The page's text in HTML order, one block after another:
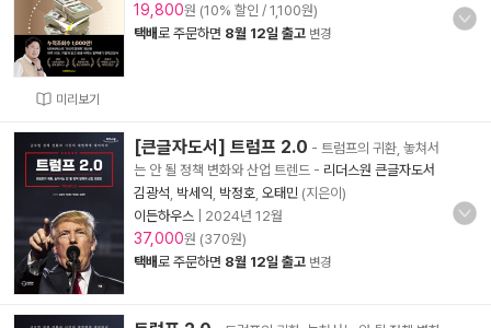
미리보기
19,800원 (10% 할인 / 1,100원)
택배로 주문하면 8월 12일 출고 변경
[큰글자도서] 트럼프 2.0 - 트럼프의 귀환, 놓쳐서
는 안 될 정책 변화와 산업 트렌드 - 리더스원 큰글자도서
김광석 박세익 박정호 오태민 (지은이)
이든하우스
2024년 12월
37,000원 (370원)
택배로 주문하면 8월 12일 출고 변경